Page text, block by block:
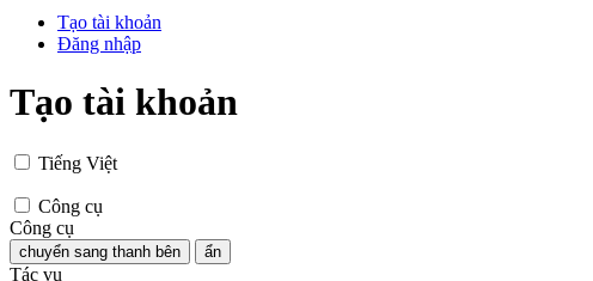
Tạo tài khoản
Đăng nhập
Tạo tài khoản
Tiếng Việt
Công cụ
Công cụ
chuyển sang thanh bên ẩn
Tác vụ